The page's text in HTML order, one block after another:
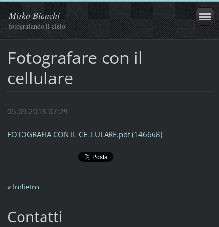
Mirko Bianchi
fotografando il cielo
Fotografare con il
cellulare
05.09.2018 07:29
FOTOGRAFIA CON IL CELLULARE.pdf (146668)
« Indietro
Contatti